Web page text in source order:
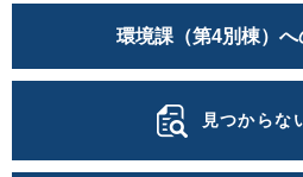
環境課（第4別棟）へ
見つからな